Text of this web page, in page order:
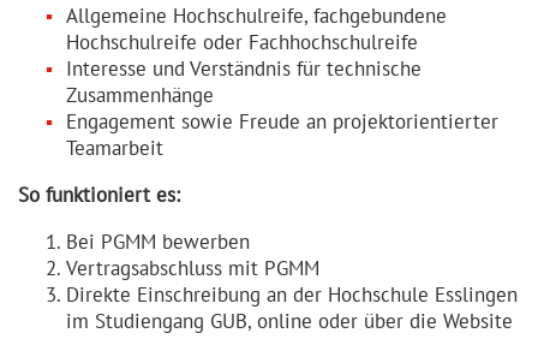
Allgemeine Hochschulreife, fachgebundene
Hochschulreife oder Fachhochschulreife
Interesse und Verständnis für technische
Zusammenhänge
Engagement sowie Freude an projektorientierter
Teamarbeit
So funktioniert es:
Bei PGMM bewerben
Vertragsabschluss mit PGMM
Direkte Einschreibung an der Hochschule Esslingen
im Studiengang GUB, online oder über die Website